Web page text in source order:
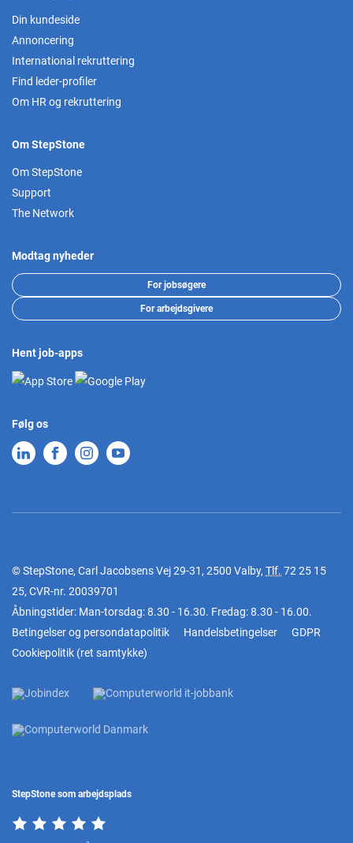
Din kundeside
Annoncering
International rekruttering
Find leder-profiler
Om HR og rekruttering
Om StepStone
Om StepStone
Support
The Network
Modtag nyheder
For jobsøgere
For arbejdsgivere
Hent job-apps
Følg os
© StepStone, Carl Jacobsens Vej 29-31, 2500 Valby, Tlf. 72 25 15
25, CVR-nr. 20039701
Åbningstider: Man-torsdag: 8.30 - 16.30. Fredag: 8.30 - 16.00.
Betingelser og persondatapolitik
Handelsbetingelser
GDPR
Cookiepolitik (ret samtykke)
StepStone som arbejdsplads